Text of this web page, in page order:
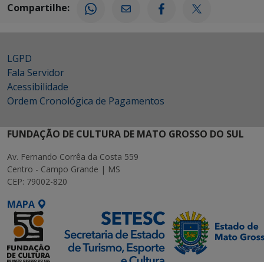
Compartilhe:
LGPD
Fala Servidor
Acessibilidade
Ordem Cronológica de Pagamentos
FUNDAÇÃO DE CULTURA DE MATO GROSSO DO SUL
Av. Fernando Corrêa da Costa 559
Centro - Campo Grande | MS
CEP: 79002-820
MAPA